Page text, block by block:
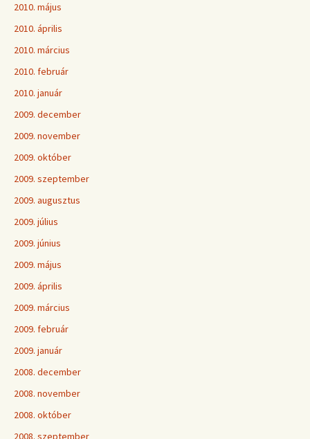
2010. május
2010. április
2010. március
2010. február
2010. január
2009. december
2009. november
2009. október
2009. szeptember
2009. augusztus
2009. július
2009. június
2009. május
2009. április
2009. március
2009. február
2009. január
2008. december
2008. november
2008. október
2008. szeptember